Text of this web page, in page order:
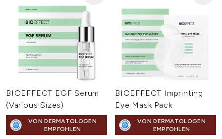
BIOEFFECT EGF Serum
(Various Sizes)
VON DERMATOLOGEN
EMPFOHLEN
BIOEFFECT Imprinting
Eye Mask Pack
VON DERMATOLOGEN
EMPFOHLEN